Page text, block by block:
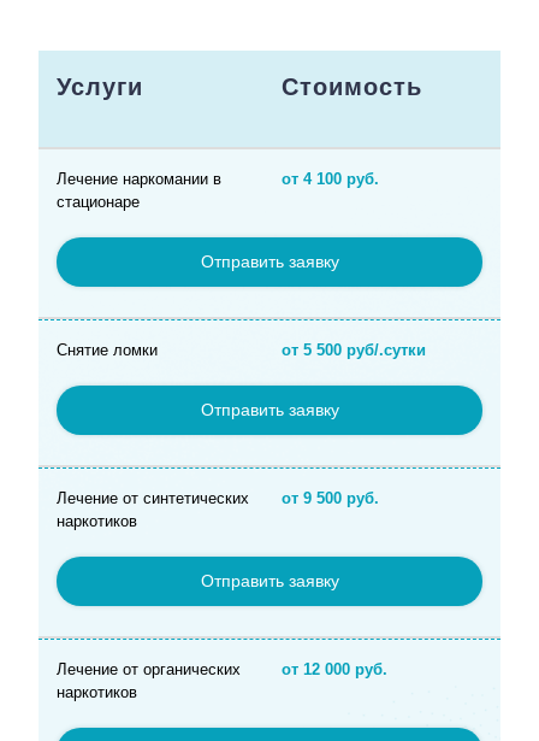
Услуги Стоимость
Лечение наркомании в
стационаре
от 4 100 руб.
Отправить заявку
Снятие ломки от 5 500 руб/.сутки
Отправить заявку
Лечение от синтетических
наркотиков
от 9 500 руб.
Отправить заявку
Лечение от органических
наркотиков
от 12 000 руб.